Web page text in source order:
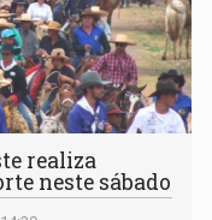
realiza
neste sábado